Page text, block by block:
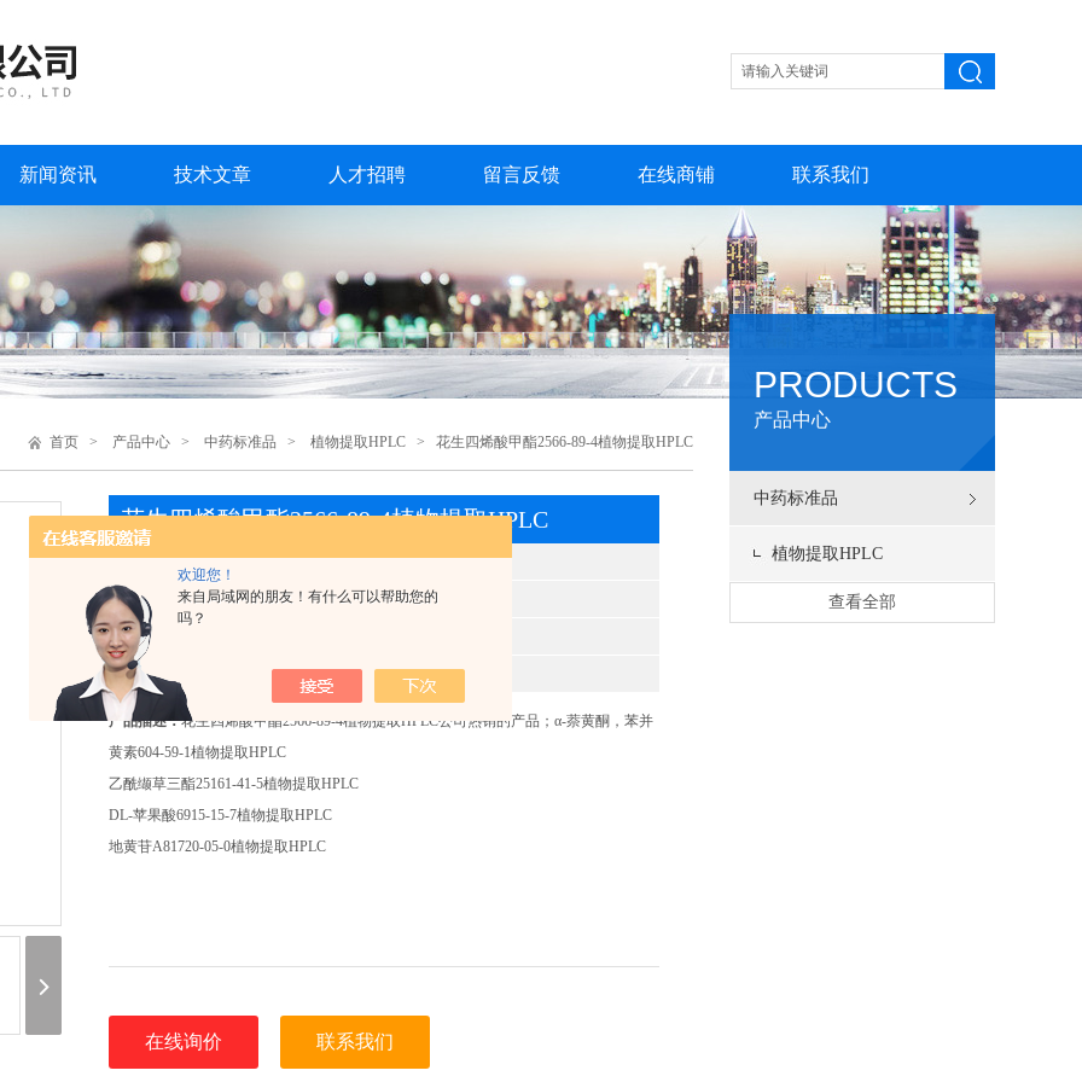
欢迎您！
来自局域网的朋友！有什么可以帮助您的
吗？
新闻资讯 技术文章 人才招聘 留言反馈 在线商铺 联系我们
PRODUCTS
产品中心
中药标准品
植物提取HPLC
查看全部
首页 > 产品中心 > 中药标准品 > 植物提取HPLC > 花生四烯酸甲酯2566-89-4植物提取HPLC
花生四烯酸甲酯2566-89-4植物提取HPLC
型 号
产品时间 2025-11-12
所属分类
520
产品描述：花生四烯酸甲酯2566-89-4植物提取HPLC公司热销的产品；α-萘黄酮，苯并
黄素604-59-1植物提取HPLC
乙酰缬草三酯25161-41-5植物提取HPLC
DL-苹果酸6915-15-7植物提取HPLC
地黄苷A81720-05-0植物提取HPLC
在线询价 联系我们